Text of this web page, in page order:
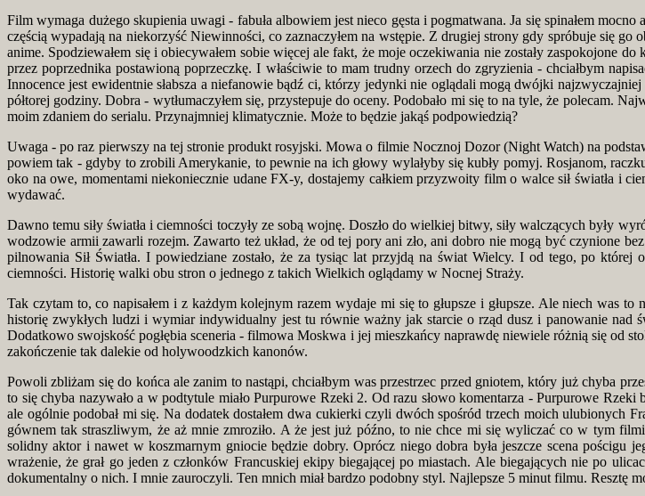
Film wymaga dużego skupienia uwagi - fabuła albowiem jest nieco gęsta i pogmatwana. Ja się spinałem
częścią wypadają na niekorzyść Niewinności, co zaznaczyłem na wstępie. Z drugiej strony gdy spróbuje się
anime. Spodziewałem się i obiecywałem sobie więcej ale fakt, że moje oczekiwania nie zostały zaspokojone
przez poprzednika postawioną poprzeczkę. I właściwie to mam trudny orzech do zgryzienia - chciałbym
Innocence jest ewidentnie słabsza a niefanowie bądź ci, którzy jedynki nie oglądali mogą dwójki
półtorej godziny. Dobra - wytłumaczyłem się, przystepuje do oceny. Podobało mi się to na tyle, że polecam.
moim zdaniem do serialu. Przynajmniej klimatycznie. Może to będzie jakąś podpowiedzią?
Uwaga - po raz pierwszy na tej stronie produkt rosyjski. Mowa o filmie Nocznoj Dozor (Night Watch) na
powiem tak - gdyby to zrobili Amerykanie, to pewnie na ich głowy wylałyby się kubły pomyj. Rosjanom,
oko na owe, momentami niekoniecznie udane FX-y, dostajemy całkiem przyzwoity film o walce sił światła i
wydawać.
Dawno temu siły światła i ciemności toczyły ze sobą wojnę. Doszło do wielkiej bitwy, siły walczących były
wodzowie armii zawarli rozejm. Zawarto też układ, że od tej pory ani zło, ani dobro nie mogą być czynione
pilnowania Sił Światła. I powiedziane zostało, że za tysiąc lat przyjdą na świat Wielcy. I od tego, po
ciemności. Historię walki obu stron o jednego z takich Wielkich oglądamy w Nocnej Straży.
Tak czytam to, co napisałem i z każdym kolejnym razem wydaje mi się to głupsze i głupsze. Ale niech was
historię zwykłych ludzi i wymiar indywidualny jest tu równie ważny jak starcie o rząd dusz i panowanie nad
Dodatkowo swojskość pogłębia sceneria - filmowa Moskwa i jej mieszkańcy naprawdę niewiele różnią się od
zakończenie tak dalekie od holywoodzkich kanonów.
Powoli zbliżam się do końca ale zanim to nastąpi, chciałbym was przestrzec przed gniotem, który już chyba
to się chyba nazywało a w podtytule miało Purpurowe Rzeki 2. Od razu słowo komentarza - Purpurowe
ale ogólnie podobał mi się. Na dodatek dostałem dwa cukierki czyli dwóch spośród trzech moich ulubionych
gównem tak straszliwym, że aż mnie zmroziło. A że jest już późno, to nie chce mi się wyliczać co w tym
solidny aktor i nawet w koszmarnym gniocie będzie dobry. Oprócz niego dobra była jeszcze scena pościgu
wrażenie, że grał go jeden z członków Francuskiej ekipy biegającej po miastach. Ale biegających nie po
dokumentalny o nich. I mnie zauroczyli. Ten mnich miał bardzo podobny styl. Najlepsze 5 minut filmu. Resztę